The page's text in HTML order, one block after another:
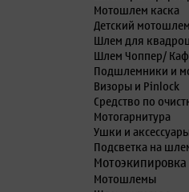
Мотошлем каска
Детский мотошлем
Шлем для
Шлем Чоппер/
Подшлемники и
Визоры и Pinlock
Средство по
Мотогарнитура
Ушки и
Подсветка на
Мотоэкипировка
Мотошлемы